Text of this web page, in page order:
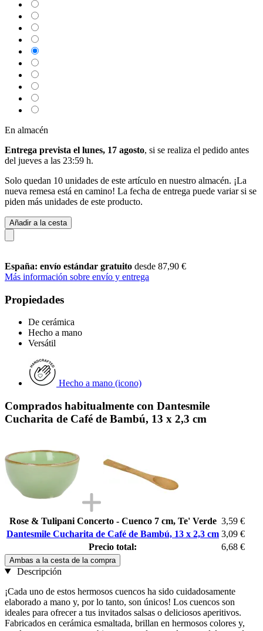
En almacén
Entrega prevista el lunes, 17 agosto, si se realiza el pedido antes
del jueves a las 23:59 h.
Solo quedan 10 unidades de este artículo en nuestro almacén. ¡La
nueva remesa está en camino! La fecha de entrega puede variar si se
piden más unidades de este producto.
Añadir a la cesta
España: envío estándar gratuito desde 87,90 €
Más información sobre envío y entrega
Propiedades
De cerámica
Hecho a mano
Versátil
Hecho a mano (icono)
Comprados habitualmente con Dantesmile
Cucharita de Café de Bambú, 13 x 2,3 cm
Rose & Tulipani Concerto - Cuenco 7 cm, Te' Verde 3,59 €
Dantesmile Cucharita de Café de Bambú, 13 x 2,3 cm 3,09 €
Precio total:
6,68 €
Ambas a la cesta de la compra
Descripción
¡Cada uno de estos hermosos cuencos ha sido cuidadosamente
elaborado a mano y, por lo tanto, son únicos! Los cuencos son
ideales para ofrecer a tus invitados salsas o deliciosos aperitivos.
Fabricados en cerámica esmaltada, brillan en hermosos colores y,